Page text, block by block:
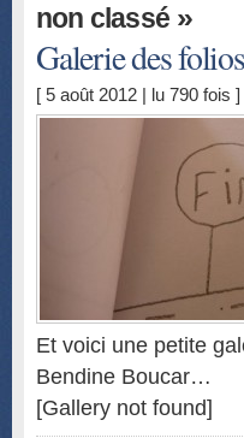
non classé »
Galerie des
[ 5 août 2012 | lu 790 fois ]
Et voici une petite
Bendine Boucar…
[Gallery not found]